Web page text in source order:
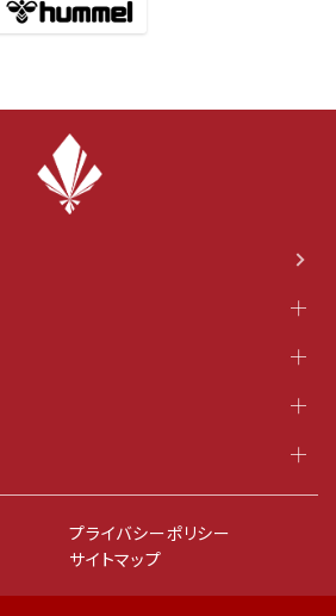
プライバシーポリシー
サイトマップ